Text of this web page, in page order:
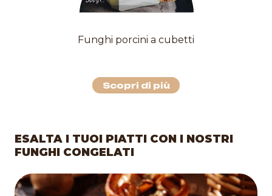
Funghi porcini a cubetti
Scopri di più
ESALTA I TUOI PIATTI CON I NOSTRI
FUNGHI CONGELATI